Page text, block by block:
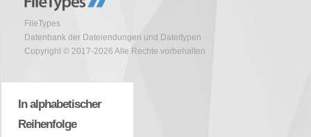
FileTypes
Datenbank der Dateiendungen und Dateitypen
Copyright © 2017-2026 Alle Rechte vorbehalten
In alphabetischer
Reihenfolge